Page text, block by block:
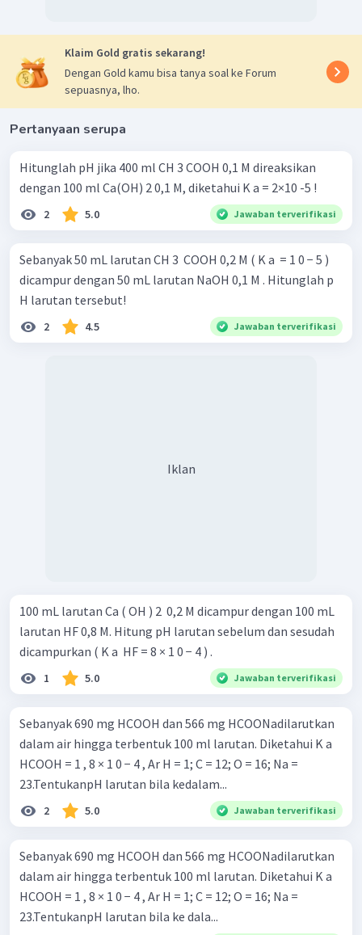
[H+
=
=
a × g
b
10 ×
10 M
=
=
−log 10
Jadi, nilai pH
larutan hasil reaksi penggaraman
Klaim Gold gratis sekarang!
Dengan Gold kamu bisa tanya soal ke Forum
sepuasnya, lho.
Pertanyaan serupa
Hitunglah pH jika 400 ml CH 3 COOH 0,1 M direaksikan
dengan 100 ml Ca(OH) 2 0,1 M, diketahui K a = 2×10 -5 !
2 5.0 Jawaban terverifikasi
Sebanyak 50 mL larutan CH 3 ​ COOH 0,2 M ( K a ​ = 1 0 − 5 )
dicampur dengan 50 mL larutan NaOH 0,1 M . Hitunglah p
H larutan tersebut!
2 4.5 Jawaban terverifikasi
Iklan
100 mL larutan Ca ( OH ) 2 ​ 0,2 M dicampur dengan 100 mL
larutan HF 0,8 M. Hitung pH larutan sebelum dan sesudah
dicampurkan ( K a ​ HF = 8 × 1 0 − 4 ) .
1 5.0 Jawaban terverifikasi
Sebanyak 690 mg HCOOH dan 566 mg HCOONadilarutkan
dalam air hingga terbentuk 100 ml larutan. Diketahui K a ​
HCOOH = 1 , 8 × 1 0 − 4 , Ar H = 1; C = 12; O = 16; Na =
23.TentukanpH larutan bila kedalam...
2 5.0 Jawaban terverifikasi
Sebanyak 690 mg HCOOH dan 566 mg HCOONadilarutkan
dalam air hingga terbentuk 100 ml larutan. Diketahui K a ​
HCOOH = 1 , 8 × 1 0 − 4 , Ar H = 1; C = 12; O = 16; Na =
23.TentukanpH larutan bila ke dala...